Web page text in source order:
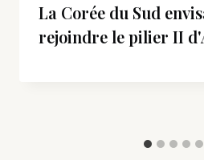
La Corée du Sud
rejoindre le pilier II